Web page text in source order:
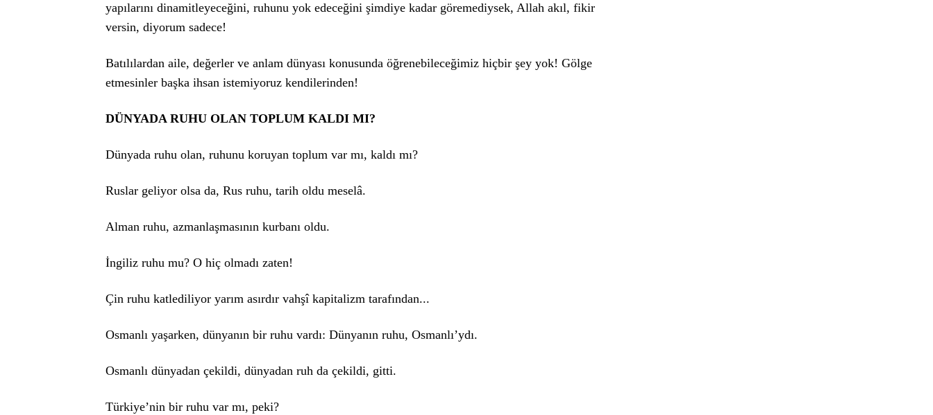
yapılarını dinamitleyeceğini, ruhunu yok edeceğini şimdiye kadar göremediysek, Allah akıl, fikir
versin, diyorum sadece!
Batılılardan aile, değerler ve anlam dünyası konusunda öğrenebileceğimiz hiçbir şey yok! Gölge
etmesinler başka ihsan istemiyoruz kendilerinden!
DÜNYADA RUHU OLAN TOPLUM KALDI MI?
Dünyada ruhu olan, ruhunu koruyan toplum var mı, kaldı mı?
Ruslar geliyor olsa da, Rus ruhu, tarih oldu meselâ.
Alman ruhu, azmanlaşmasının kurbanı oldu.
İngiliz ruhu mu? O hiç olmadı zaten!
Çin ruhu katlediliyor yarım asırdır vahşî kapitalizm tarafından...
Osmanlı yaşarken, dünyanın bir ruhu vardı: Dünyanın ruhu, Osmanlı’ydı.
Osmanlı dünyadan çekildi, dünyadan ruh da çekildi, gitti.
Türkiye’nin bir ruhu var mı, peki?